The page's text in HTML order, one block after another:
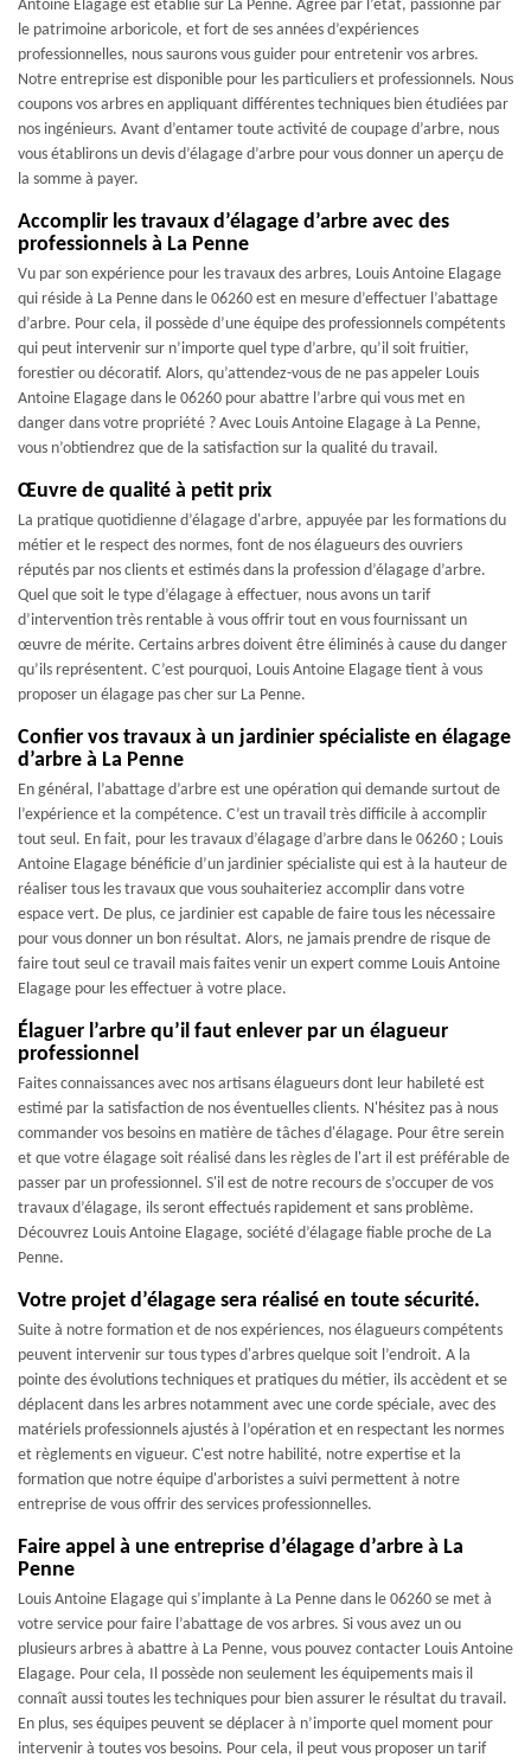
Antoine Elagage est établie sur La Penne. Agrée par l’état, passionné par
le patrimoine arboricole, et fort de ses années d’expériences
professionnelles, nous saurons vous guider pour entretenir vos arbres.
Notre entreprise est disponible pour les particuliers et professionnels. Nous
coupons vos arbres en appliquant différentes techniques bien étudiées par
nos ingénieurs. Avant d’entamer toute activité de coupage d’arbre, nous
vous établirons un devis d’élagage d’arbre pour vous donner un aperçu de
la somme à payer.
Accomplir les travaux d’élagage d’arbre avec des
professionnels à La Penne
Vu par son expérience pour les travaux des arbres, Louis Antoine Elagage
qui réside à La Penne dans le 06260 est en mesure d’effectuer l’abattage
d’arbre. Pour cela, il possède d’une équipe des professionnels compétents
qui peut intervenir sur n’importe quel type d’arbre, qu’il soit fruitier,
forestier ou décoratif. Alors, qu’attendez-vous de ne pas appeler Louis
Antoine Elagage dans le 06260 pour abattre l’arbre qui vous met en
danger dans votre propriété ? Avec Louis Antoine Elagage à La Penne,
vous n’obtiendrez que de la satisfaction sur la qualité du travail.
Œuvre de qualité à petit prix
La pratique quotidienne d’élagage d'arbre, appuyée par les formations du
métier et le respect des normes, font de nos élagueurs des ouvriers
réputés par nos clients et estimés dans la profession d’élagage d’arbre.
Quel que soit le type d’élagage à effectuer, nous avons un tarif
d’intervention très rentable à vous offrir tout en vous fournissant un
œuvre de mérite. Certains arbres doivent être éliminés à cause du danger
qu’ils représentent. C’est pourquoi, Louis Antoine Elagage tient à vous
proposer un élagage pas cher sur La Penne.
Confier vos travaux à un jardinier spécialiste en élagage
d’arbre à La Penne
En général, l’abattage d’arbre est une opération qui demande surtout de
l’expérience et la compétence. C’est un travail très difficile à accomplir
tout seul. En fait, pour les travaux d’élagage d’arbre dans le 06260 ; Louis
Antoine Elagage bénéficie d’un jardinier spécialiste qui est à la hauteur de
réaliser tous les travaux que vous souhaiteriez accomplir dans votre
espace vert. De plus, ce jardinier est capable de faire tous les nécessaire
pour vous donner un bon résultat. Alors, ne jamais prendre de risque de
faire tout seul ce travail mais faites venir un expert comme Louis Antoine
Elagage pour les effectuer à votre place.
Élaguer l’arbre qu’il faut enlever par un élagueur
professionnel
Faites connaissances avec nos artisans élagueurs dont leur habileté est
estimé par la satisfaction de nos éventuelles clients. N'hésitez pas à nous
commander vos besoins en matière de tâches d'élagage. Pour être serein
et que votre élagage soit réalisé dans les règles de l'art il est préférable de
passer par un professionnel. S'il est de notre recours de s’occuper de vos
travaux d’élagage, ils seront effectués rapidement et sans problème.
Découvrez Louis Antoine Elagage, société d’élagage fiable proche de La
Penne.
Votre projet d’élagage sera réalisé en toute sécurité.
Suite à notre formation et de nos expériences, nos élagueurs compétents
peuvent intervenir sur tous types d'arbres quelque soit l’endroit. A la
pointe des évolutions techniques et pratiques du métier, ils accèdent et se
déplacent dans les arbres notamment avec une corde spéciale, avec des
matériels professionnels ajustés à l’opération et en respectant les normes
et règlements en vigueur. C'est notre habilité, notre expertise et la
formation que notre équipe d'arboristes a suivi permettent à notre
entreprise de vous offrir des services professionnelles.
Faire appel à une entreprise d’élagage d’arbre à La
Penne
Louis Antoine Elagage qui s’implante à La Penne dans le 06260 se met à
votre service pour faire l’abattage de vos arbres. Si vous avez un ou
plusieurs arbres à abattre à La Penne, vous pouvez contacter Louis Antoine
Elagage. Pour cela, Il possède non seulement les équipements mais il
connaît aussi toutes les techniques pour bien assurer le résultat du travail.
En plus, ses équipes peuvent se déplacer à n’importe quel moment pour
intervenir à toutes vos besoins. Pour cela, il peut vous proposer un tarif